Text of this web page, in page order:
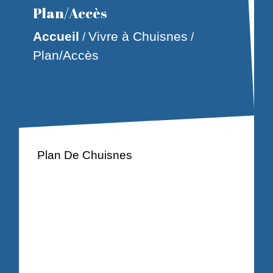
Plan/Accès
Accueil /Vivre à Chuisnes /
Plan/Accès
Plan De Chuisnes